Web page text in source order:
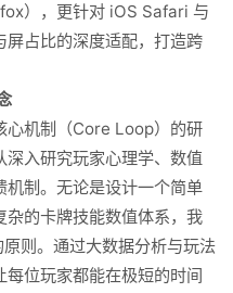
），更针对 iOS Safari 与
屏占比的深度适配，打造跨
心机制（Core Loop）的研
入研究玩家心理学、数值
制。无论是设计一个简单
杂的卡牌技能数值体系，我
则。通过大数据分析与玩法
位玩家都能在极短的时间